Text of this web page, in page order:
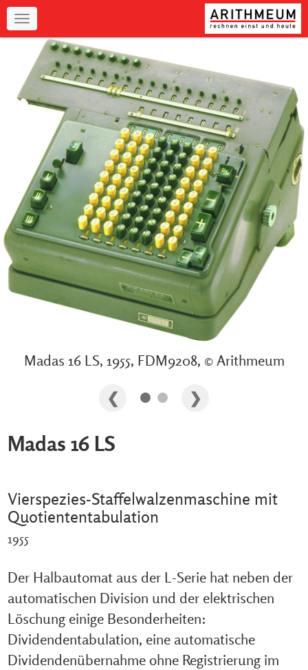
Navigation
Madas 16 LS, 1955, FDM9208, © Arithmeum
Madas 16 LS
Vierspezies-Staffelwalzenmaschine mit
Quotiententabulation
1955
Der Halbautomat aus der L-Serie hat neben der
automatischen Division und der elektrischen
Löschung einige Besonderheiten:
Dividendentabulation, eine automatische
Dividendenübernahme ohne Registrierung im